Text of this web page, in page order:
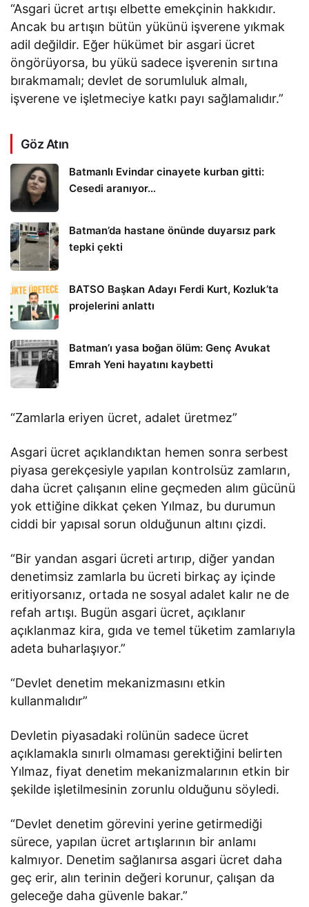
“Asgari ücret artışı elbette emekçinin hakkıdır.
Ancak bu artışın bütün yükünü işverene yıkmak
adil değildir. Eğer hükümet bir asgari ücret
öngörüyorsa, bu yükü sadece işverenin sırtına
bırakmamalı; devlet de sorumluluk almalı,
işverene ve işletmeciye katkı payı sağlamalıdır.”
Göz Atın
Batmanlı Evindar cinayete kurban gitti:
Cesedi aranıyor…
Batman’da hastane önünde duyarsız park
tepki çekti
BATSO Başkan Adayı Ferdi Kurt, Kozluk’ta
projelerini anlattı
Batman’ı yasa boğan ölüm: Genç Avukat
Emrah Yeni hayatını kaybetti
“Zamlarla eriyen ücret, adalet üretmez”
Asgari ücret açıklandıktan hemen sonra serbest
piyasa gerekçesiyle yapılan kontrolsüz zamların,
daha ücret çalışanın eline geçmeden alım gücünü
yok ettiğine dikkat çeken Yılmaz, bu durumun
ciddi bir yapısal sorun olduğunun altını çizdi.
“Bir yandan asgari ücreti artırıp, diğer yandan
denetimsiz zamlarla bu ücreti birkaç ay içinde
eritiyorsanız, ortada ne sosyal adalet kalır ne de
refah artışı. Bugün asgari ücret, açıklanır
açıklanmaz kira, gıda ve temel tüketim zamlarıyla
adeta buharlaşıyor.”
“Devlet denetim mekanizmasını etkin
kullanmalıdır”
Devletin piyasadaki rolünün sadece ücret
açıklamakla sınırlı olmaması gerektiğini belirten
Yılmaz, fiyat denetim mekanizmalarının etkin bir
şekilde işletilmesinin zorunlu olduğunu söyledi.
“Devlet denetim görevini yerine getirmediği
sürece, yapılan ücret artışlarının bir anlamı
kalmıyor. Denetim sağlanırsa asgari ücret daha
geç erir, alın terinin değeri korunur, çalışan da
geleceğe daha güvenle bakar.”